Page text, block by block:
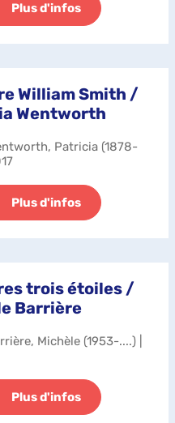
Plus d'infos
William Smith /
Wentworth
Patricia (1878-
Plus d'infos
trois étoiles /
Barrière
Michèle (1953-....) |
Plus d'infos